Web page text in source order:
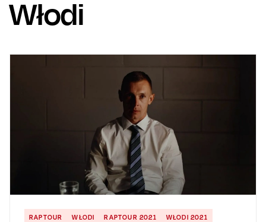
Włodi
RAPTOUR WŁODI RAPTOUR 2021 WŁODI 2021